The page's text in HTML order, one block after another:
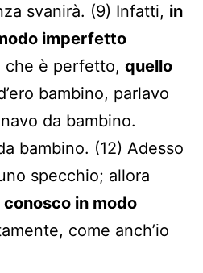
svanirà. (9) Infatti, in
imperfetto
che è perfetto, quello
bambino, parlavo
da bambino.
bambino. (12) Adesso
specchio; allora
conosco in modo
come anch’io